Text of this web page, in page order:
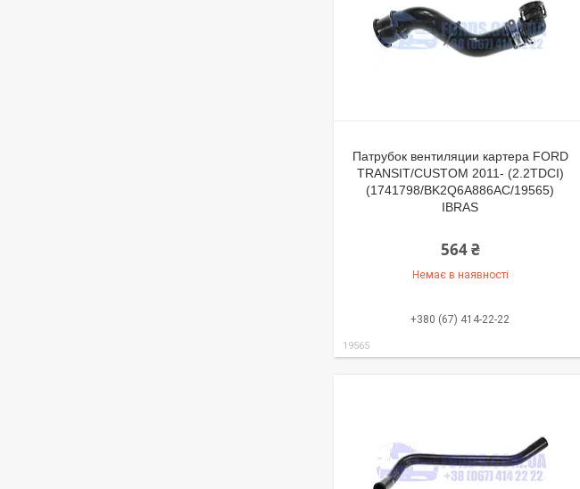
Патрубок вентиляции картера FORD
TRANSIT/CUSTOM 2011- (2.2TDCI)
(1741798/BK2Q6A886AC/19565)
IBRAS
564 ₴
Немає в наявності
+380 (67) 414-22-22
19565